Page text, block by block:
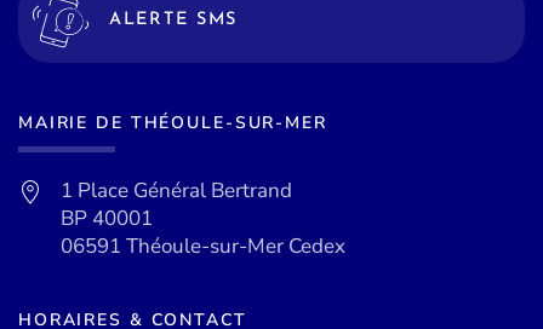
ALERTE SMS
MAIRIE DE THÉOULE-SUR-MER
1 Place Général Bertrand
BP 40001
06591 Théoule-sur-Mer Cedex
HORAIRES & CONTACT